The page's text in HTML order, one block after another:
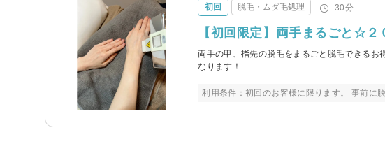
初回 脱毛・ムダ毛処理 30分
【初回限定】両手まるごと☆２
両手の甲、指先の脱毛をまるごと脱毛できる
なります！
利用条件：初回のお客様に限ります。 事前に